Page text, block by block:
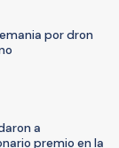
por dron
a
premio en la